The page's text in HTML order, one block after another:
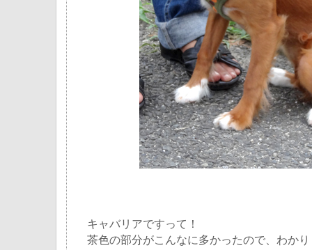
キャバリアですって！
茶色の部分がこんなに多かったので、わか